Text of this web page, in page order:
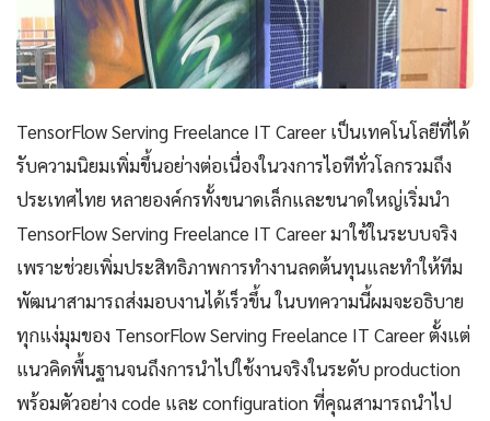
TensorFlow Serving Freelance IT Career เป็นเทคโนโลยีที่ได้
รับความนิยมเพิ่มขึ้นอย่างต่อเนื่องในวงการไอทีทั่วโลกรวมถึง
ประเทศไทย หลายองค์กรทั้งขนาดเล็กและขนาดใหญ่เริ่มนำ
TensorFlow Serving Freelance IT Career มาใช้ในระบบจริง
เพราะช่วยเพิ่มประสิทธิภาพการทำงานลดต้นทุนและทำให้ทีม
พัฒนาสามารถส่งมอบงานได้เร็วขึ้น ในบทความนี้ผมจะอธิบาย
ทุกแง่มุมของ TensorFlow Serving Freelance IT Career ตั้งแต่
แนวคิดพื้นฐานจนถึงการนำไปใช้งานจริงในระดับ production
พร้อมตัวอย่าง code และ configuration ที่คุณสามารถนำไป